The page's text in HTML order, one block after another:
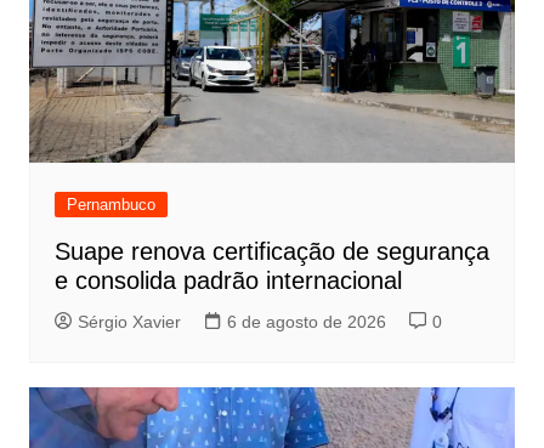
Pernambuco
Suape renova certificação de segurança
e consolida padrão internacional
Sérgio Xavier 6 de agosto de 2026 0